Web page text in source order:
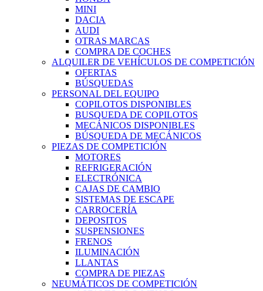
MINI
DACIA
AUDI
OTRAS MARCAS
COMPRA DE COCHES
ALQUILER DE VEHÍCULOS DE COMPETICIÓN
OFERTAS
BÚSQUEDAS
PERSONAL DEL EQUIPO
COPILOTOS DISPONIBLES
BUSQUEDA DE COPILOTOS
MECÁNICOS DISPONIBLES
BÚSQUEDA DE MECÁNICOS
PIEZAS DE COMPETICIÓN
MOTORES
REFRIGERACIÓN
ELECTRÓNICA
CAJAS DE CAMBIO
SISTEMAS DE ESCAPE
CARROCERÍA
DEPOSITOS
SUSPENSIONES
FRENOS
ILUMINACIÓN
LLANTAS
COMPRA DE PIEZAS
NEUMÁTICOS DE COMPETICIÓN